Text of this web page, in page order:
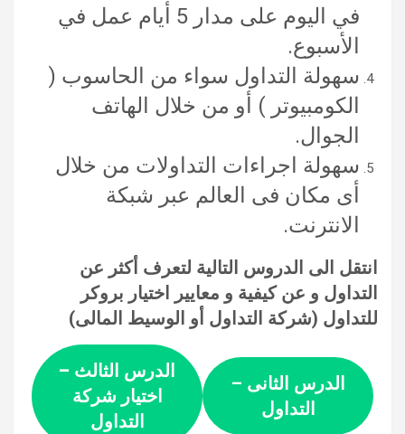
في اليوم على مدار 5 أيام عمل في
الأسبوع.
سهولة التداول سواء من الحاسوب (
الكومبيوتر ) أو من خلال الهاتف
الجوال.
سهولة اجراءات التداولات من خلال
أى مكان فى العالم عبر شبكة
الانترنت.
انتقل الى الدروس التالية لتعرف أكثر عن
التداول و عن كيفية و معايير اختيار بروكر
للتداول (شركة التداول أو الوسيط المالى)
الدرس الثانى –
التداول
الدرس الثالث –
اختيار شركة
التداول